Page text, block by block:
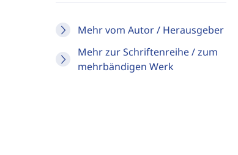
Mehr vom Autor / Herausgeber
Mehr zur Schriftenreihe / zum
mehrbändigen Werk